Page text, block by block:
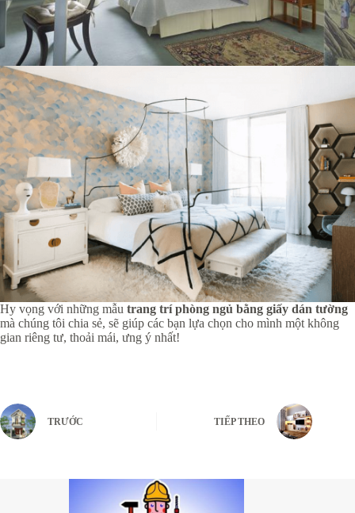
Hy vọng với những mẫu trang trí phòng ngủ bằng giấy dán tường
mà chúng tôi chia sẻ, sẽ giúp các bạn lựa chọn cho mình một không
gian riêng tư, thoải mái, ưng ý nhất!
TRƯỚC TIẾP THEO